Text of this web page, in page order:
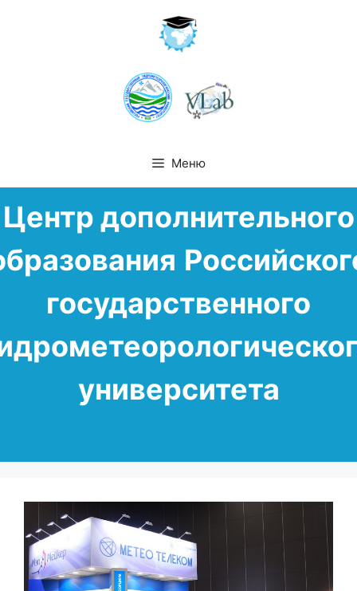
Меню
содержимому
Центр дополнительного
государственного
университета